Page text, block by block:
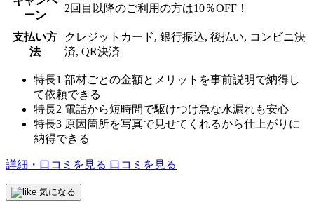
ーン
2回目以降のご利用の方は10％OFF！
支払い方
法
クレジットカード, 銀行振込, 後払い, コンビニ決
済, QR決済
特長1 部材ごとの金額とメリットを事前説明で納得し
て依頼できる
特長2 電話から短時間で駆けつけ急な水漏れも安心
特長3 原因箇所を写真で見せてくれるから仕上がりに
納得できる
詳細・口コミを見る 口コミを見る
気になる